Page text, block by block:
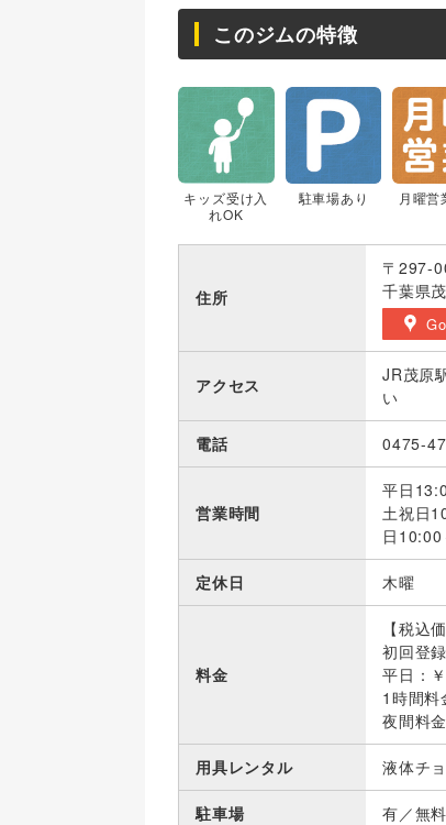
このジムの特徴
キッズ受け入
れOK
駐車場あり 月曜営
住所
〒297-
千葉県
アクセス
JR茂原
い
電話 0475-
営業時間
平日
土祝日
日
定休日 木曜
料金
【税込
初回登
平日：
1時間料
夜間料
用具レンタル 液体チ
駐車場 有／無